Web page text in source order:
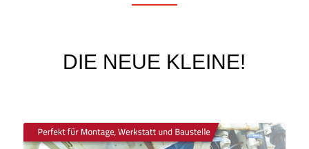
DIE NEUE KLEINE!